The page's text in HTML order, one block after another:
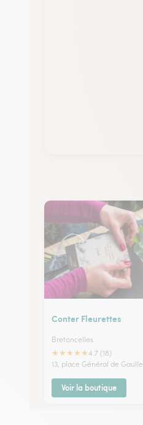
Conter Fleurettes
Bretoncelles
★★★★★4.7 (18)
13, place Général de Gaulle
Voir la boutique